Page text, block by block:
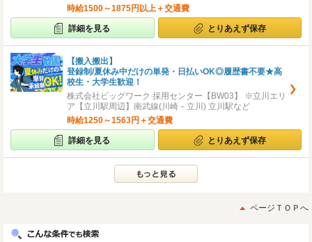
時給1500～1875円以上＋交通費
詳細を見る とりあえず保存
【搬入搬出】
登録制/夏休み中だけの単発・日払いOK◎履歴書不要★高
校生・大学生歓迎！
株式会社ビッグワーク 採用センター【BW03】 ※立川エリ
ア【立川駅周辺】南武線(川崎－立川) 立川駅など
時給1250～1563円＋交通費
詳細を見る とりあえず保存
ページＴＯＰへ